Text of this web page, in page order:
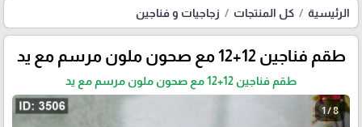
الرئيسية كل المنتجات زجاجيات و فناجين
طقم فناجين 12+12 مع صحون ملون مرسم مع يد
طقم فناجين 12+12 مع صحون ملون مرسم مع يد
1 / 8